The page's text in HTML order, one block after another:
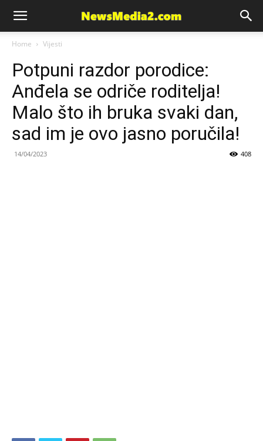
News
Media
Home Vijesti
Potpuni razdor porodice:
Anđela se odriče roditelja!
Malo što ih bruka svaki dan,
sad im je ovo jasno poručila!
14/04/2023 408